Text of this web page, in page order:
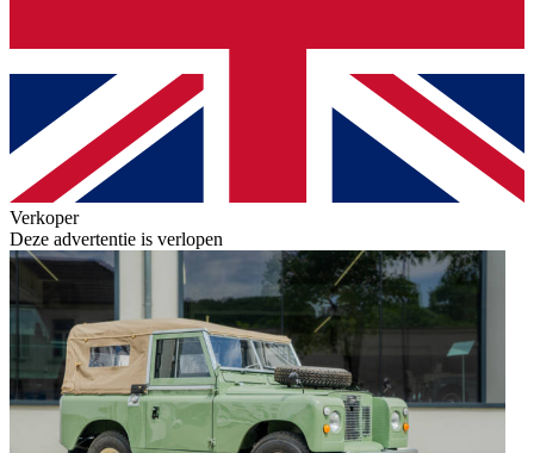
Verkoper
Deze advertentie is verlopen